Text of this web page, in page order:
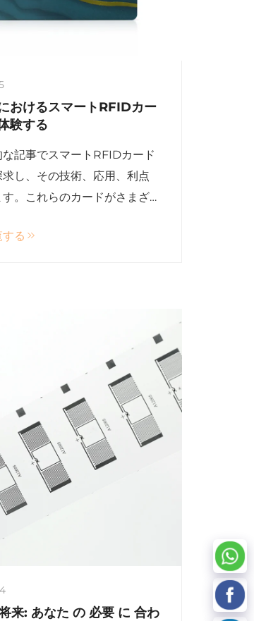
おけるスマートRFIDカー
験する
な記事でスマートRFIDカード
し、その技術、応用、利点
す。これらのカードがさまざ
向上させるかを発見してく
る
来: あなた の 必要 に 合わ